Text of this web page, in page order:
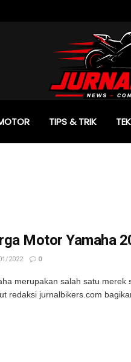
TIPS & TRIK
Motor Yamaha
2022 0
merupakan salah satu merek
redaksi jurnalbikers.com